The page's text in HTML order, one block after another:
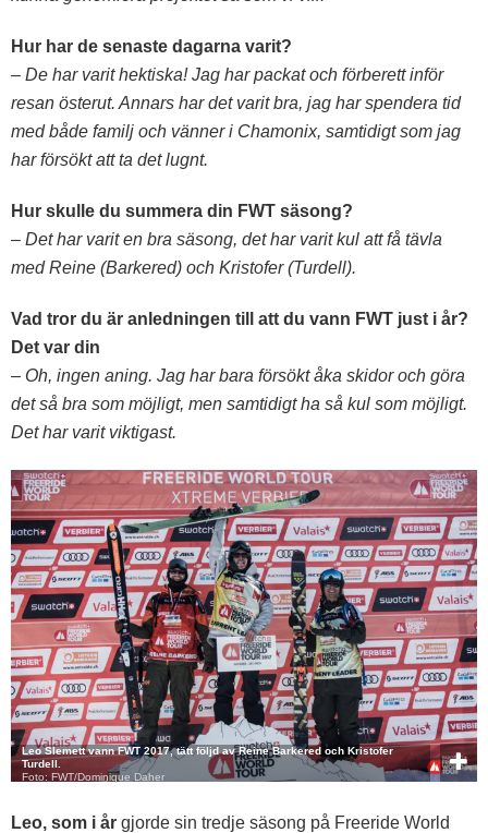
Hur har de senaste dagarna varit?
– De har varit hektiska! Jag har packat och förberett inför
resan österut. Annars har det varit bra, jag har spendera tid
med både familj och vänner i Chamonix, samtidigt som jag
har försökt att ta det lugnt.
Hur skulle du summera din FWT säsong?
– Det har varit en bra säsong, det har varit kul att få tävla
med Reine (Barkered) och Kristofer (Turdell).
Vad tror du är anledningen till att du vann FWT just i år?
Det var din
– Oh, ingen aning. Jag har bara försökt åka skidor och göra
det så bra som möjligt, men samtidigt ha så kul som möjligt.
Det har varit viktigast.
Leo Slemett vann FWT 2017, tätt följd av Reine Barkered och Kristofer
Turdell.
Foto: FWT/Dominique Daher
Leo, som i år gjorde sin tredje säsong på Freeride World